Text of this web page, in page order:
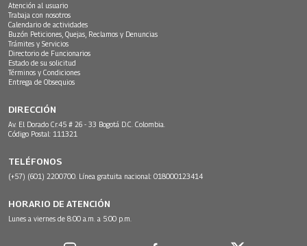
Atención al usuario
Trabaja con nosotros
Calendario de actividades
Buzón Peticiones, Quejas, Reclamos y Denuncias
Trámites y Servicios
Directorio de Funcionarios
Estado de su solicitud
Términos y Condiciones
Entrega de Obsequios
DIRECCIÓN
Av. El Dorado Cr.45 # 26 - 33 Bogotá D.C. Colombia.
Código Postal: 111321
TELÉFONOS
(+57) (601) 2200700. Línea gratuita nacional: 018000123414
HORARIO DE ATENCIÓN
Lunes a viernes de 8:00 a.m. a 5:00 p.m.